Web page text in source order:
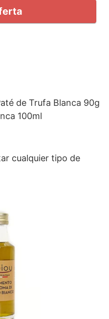
de Trufa Blanca 90g
100ml
cualquier tipo de